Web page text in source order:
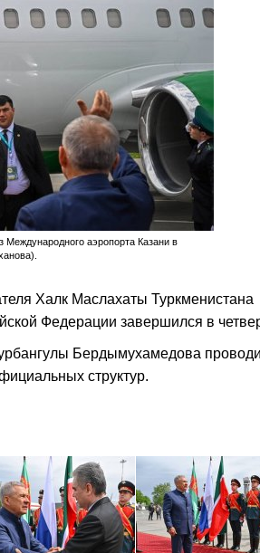
аэропорта Казани в
Халк Маслахаты Туркменистана
Федерации завершился в
Бердымухамедова
структур.